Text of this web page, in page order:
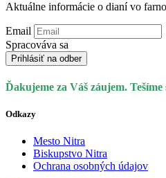
Aktuálne informácie o dianí vo
Email
Spracováva sa
Prihlásiť na odber
Ďakujeme za Váš záujem. Tešíme
Odkazy
Mesto Nitra
Biskupstvo Nitra
Ochrana osobných údajov